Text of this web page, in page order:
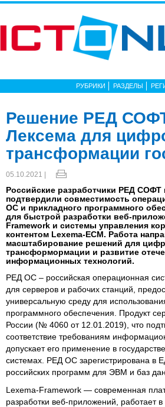
РУБРИКИ РАЗДЕЛЫ
Решение РЕД
Лексема для
трансформации
05.10.2021 |
Российские разработчики РЕД СОФТ
подтвердили совместимость
ОС и прикладного программного
для быстрой разработки веб-
Framework и системы управления
контентом Lexema-ECM. Работа
масштабирование решений для
трансформормации и развитие
информационных технологий.
РЕД ОС – российская операционная
для серверов и рабочих станций,
универсальную среду для
программного обеспечения. Продукт
России (№ 4060 от 12.01.2019), что
соответствие требованиям
допускает его применение в
системах. РЕД ОС зарегистрирована в
российских программ для ЭВМ и баз
Lexema-Framework — современная
разработки веб-приложений, работает